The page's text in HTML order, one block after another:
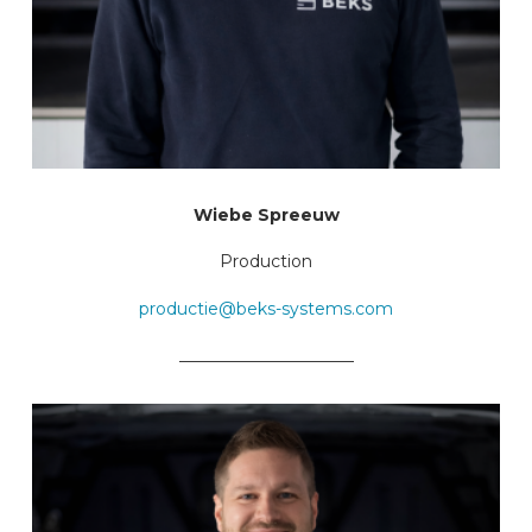
Wiebe Spreeuw
Production
productie@beks-systems.com